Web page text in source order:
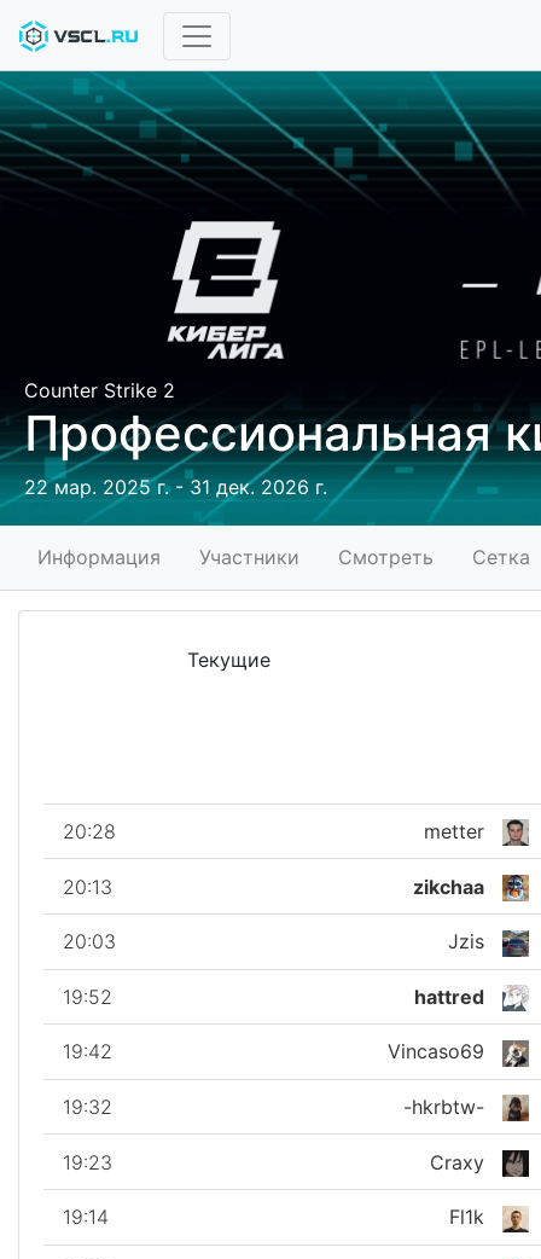
Counter Strike 2
Профессиональная
22 мар. 2025 г. - 31 дек. 2026 г.
Информация Участники Смотреть Сетка
Текущие
20:28 metter
20:13 zikchaa
20:03 Jzis
19:52 hattred
19:42 Vincaso69
19:32 -hkrbtw-
19:23 Craxy
19:14 Fl1k